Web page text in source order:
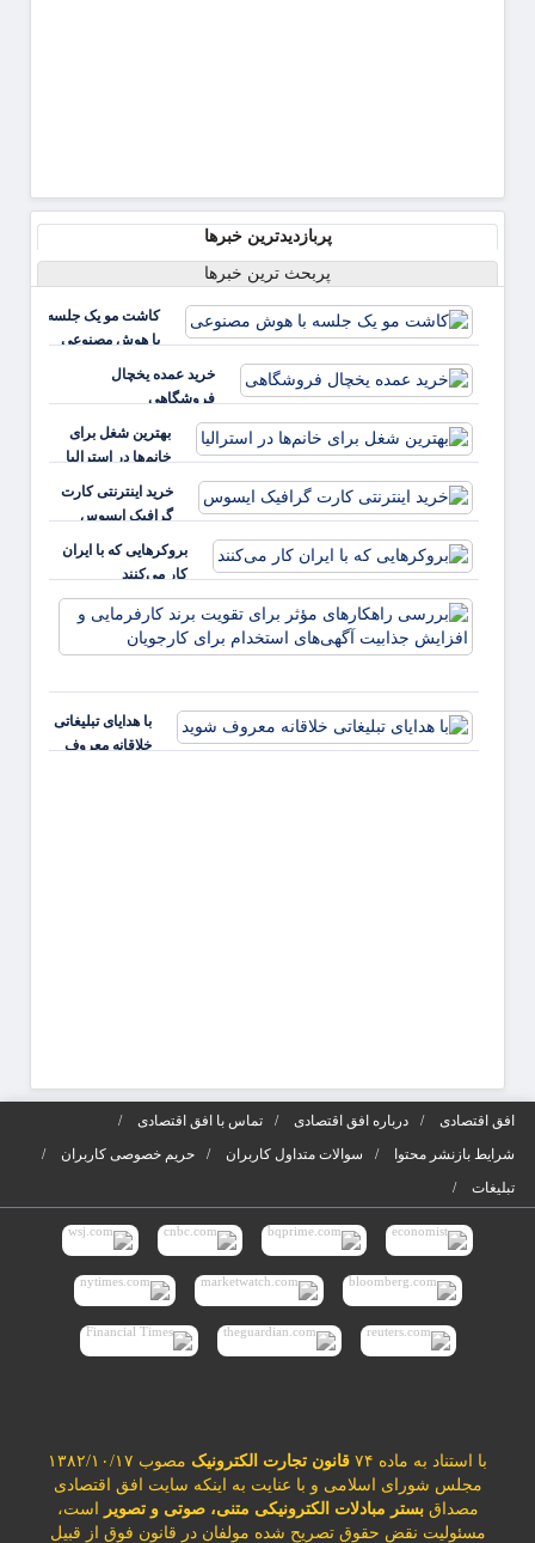
پربازدیدترین خبرها
پربحث ترین خبرها
کاشت مو یک جلسه
با هوش مصنوعی
خرید عمده یخچال
فروشگاهی
بهترین شغل برای
خانم‌ها در استرالیا
خرید اینترنتی کارت
گرافیک ایسوس
بروکرهایی‌ که با ایران
کار می‌کنند
با هدایای تبلیغاتی
خلاقانه معروف
افق اقتصادی درباره افق اقتصادی
تماس با افق اقتصادی
شرایط بازنشر محتوا
سوالات متداول کاربران
حریم خصوصی کاربران
تبلیغات
با استناد به ماده ۷۴ قانون تجارت الکترونیک
مصوب ۱۳۸۲/۱۰/۱۷
مجلس شورای اسلامی و با عنایت به اینکه سایت افق اقتصادی
مصداقبستر مبادلات الکترونیکی متنی، صوتی و تصویر
است،
مسئولیت نقض حقوق تصریح شده مولفان در قانون فوق از قبیل